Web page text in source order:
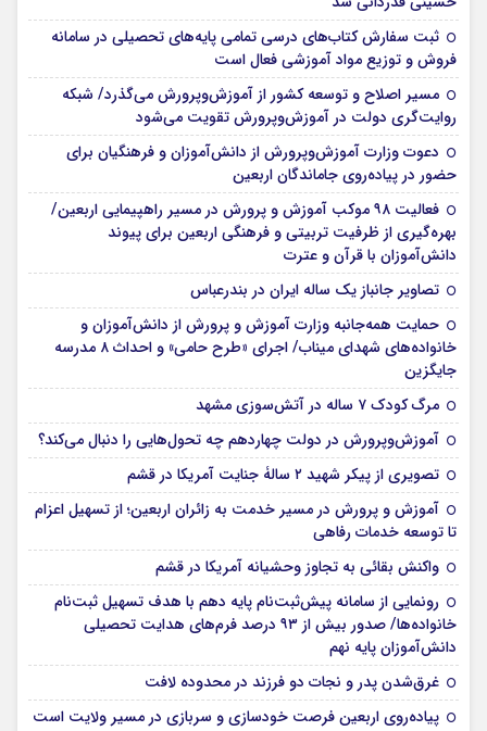
ثبت سفارش کتاب‌های درسی تمامی پایه‌های تحصیلی در سامانه
فروش و توزیع مواد آموزشی فعال است
مسیر اصلاح و توسعه کشور از آموزش‌وپرورش می‌گذرد/ شبکه
روایت‌‌گری دولت در آموزش‌وپرورش تقویت می‌شود
دعوت وزارت آموزش‌وپرورش از دانش‌آموزان و فرهنگیان برای
حضور در پیاده‌روی جاماندگان اربعین
فعالیت ۹۸ موکب آموزش و پرورش در مسیر راهپیمایی اربعین/
بهره‌گیری از ظرفیت تربیتی و فرهنگی اربعین برای پیوند
دانش‌آموزان با قرآن و عترت
تصاویر جانباز یک ساله ایران در بندرعباس
حمایت همه‌جانبه وزارت آموزش و پرورش از دانش‌آموزان و
خانواده‌های شهدای میناب/ اجرای «طرح حامی» و احداث ۸ مدرسه
جایگزین
مرگ کودک ۷ ساله در آتش‌سوزی مشهد
آموزش‌وپرورش در دولت چهاردهم چه تحول‌هایی را دنبال می‌کند؟
تصویری از پیکر شهید ۲ سالۀ جنایت آمریکا در قشم
آموزش و پرورش در مسیر خدمت به زائران اربعین؛ از تسهیل اعزام
تا توسعه خدمات رفاهی
واکنش بقائی به تجاوز وحشیانه آمریکا در قشم
رونمایی از سامانه پیش‌ثبت‌نام پایه دهم با هدف تسهیل ثبت‌نام
خانواده‌ها/ صدور بیش از ۹۳ درصد فرم‌های هدایت تحصیلی
دانش‌آموزان پایه نهم
غرق‌شدن پدر و نجات دو فرزند در محدوده لافت
پیاده‌روی اربعین فرصت خودسازی و سربازی در مسیر ولایت است